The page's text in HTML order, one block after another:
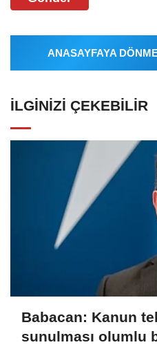
ANASAYFAYA
İLGINIZI ÇEKEBILIR
Babacan: Kanun
sunulması olumlu